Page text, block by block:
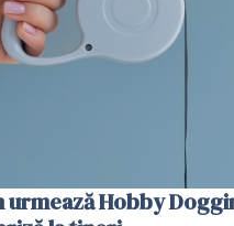
urmează Hobby